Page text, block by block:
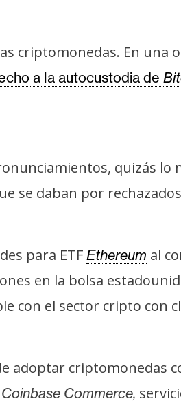
criptomonedas. En una
a la autocustodia de
quizás lo
se daban por
para ETF Ethereum al
en la bolsa
con el sector cripto con
adoptar criptomonedas
Coinbase Commerce,